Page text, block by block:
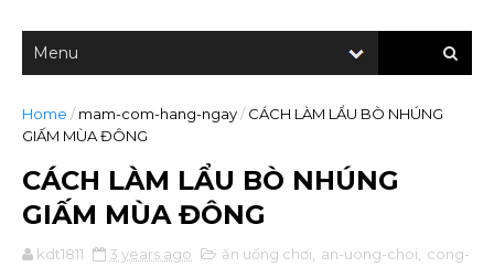
Home / mam-com-hang-ngay/ CÁCH LÀM LẨU BÒ NHÚNG
GIẤM MÙA ĐÔNG
CÁCH LÀM LẨU BÒ NHÚNG
GIẤM MÙA ĐÔNG
kdt1811 3 years ago ăn uống chơi an-uong-choi
cong-